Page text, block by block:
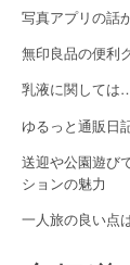
g
a
t
i
o
n
写真アプリの話
無印良品の便利
乳液に関しては…
ゆるっと通販日
送迎や公園遊び
ションの魅力
一人旅の良い点